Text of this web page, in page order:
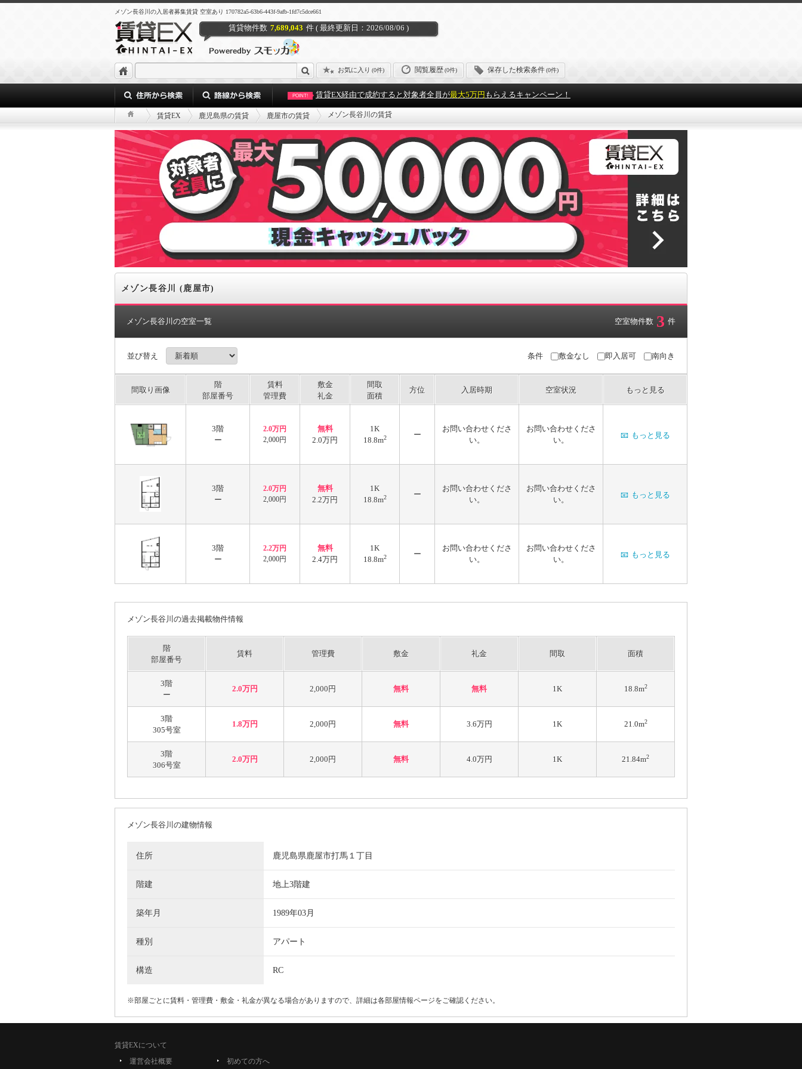
メゾン長谷川の入居者募集賃貸 空室あり 170782a5-63b6-443f-9afb-1fd7c5dce661
賃貸物件数 7,689,043 件 ( 最終更新日：2026/08/06 )
お気に入り (0件) 閲覧履歴(0件) 保存した検索条件(0件)
POINT! 賃貸EX経由で成約すると対象者全員が最大5万円 もらえるキャンペーン！
賃貸EX 鹿児島県の賃貸 鹿屋市の賃貸 メゾン長谷川の賃貸
メゾン長谷川 (鹿屋市)
メゾン長谷川の空室一覧 空室物件数 3 件
並び替え 条件 敷金なし 即入居可 南向き
間取り画像
階
部屋番号
賃料
管理費
敷金
礼金
間取
面積
方位 入居時期 空室状況 もっと見る
3階
ー
2.0万円
2,000円
無料
2.0万円
1K
18.8m2 ー
お問い合わせくださ
い。
お問い合わせくださ
い。
📧 もっと見る
3階
ー
2.0万円
2,000円
無料
2.2万円
1K
18.8m2 ー
お問い合わせくださ
い。
お問い合わせくださ
い。
📧 もっと見る
3階
ー
2.2万円
2,000円
無料
2.4万円
1K
18.8m2 ー
お問い合わせくださ
い。
お問い合わせくださ
い。
📧 もっと見る
メゾン長谷川の過去掲載物件情報
階
部屋番号
賃料 管理費 敷金 礼金 間取 面積
3階
ー
2.0万円 2,000円 無料 無料 1K 18.8m2
3階
305号室
1.8万円 2,000円 無料 3.6万円 1K 21.0m2
3階
306号室
2.0万円 2,000円 無料 4.0万円 1K 21.84m2
メゾン長谷川の建物情報
住所 鹿児島県鹿屋市打馬１丁目
階建 地上3階建
築年月 1989年03月
種別 アパート
構造 RC
※部屋ごとに賃料・管理費・敷金・礼金が異なる場合がありますので、詳細は各部屋情報ページをご確認ください。
賃貸EXについて
運営会社概要
初めての方へ